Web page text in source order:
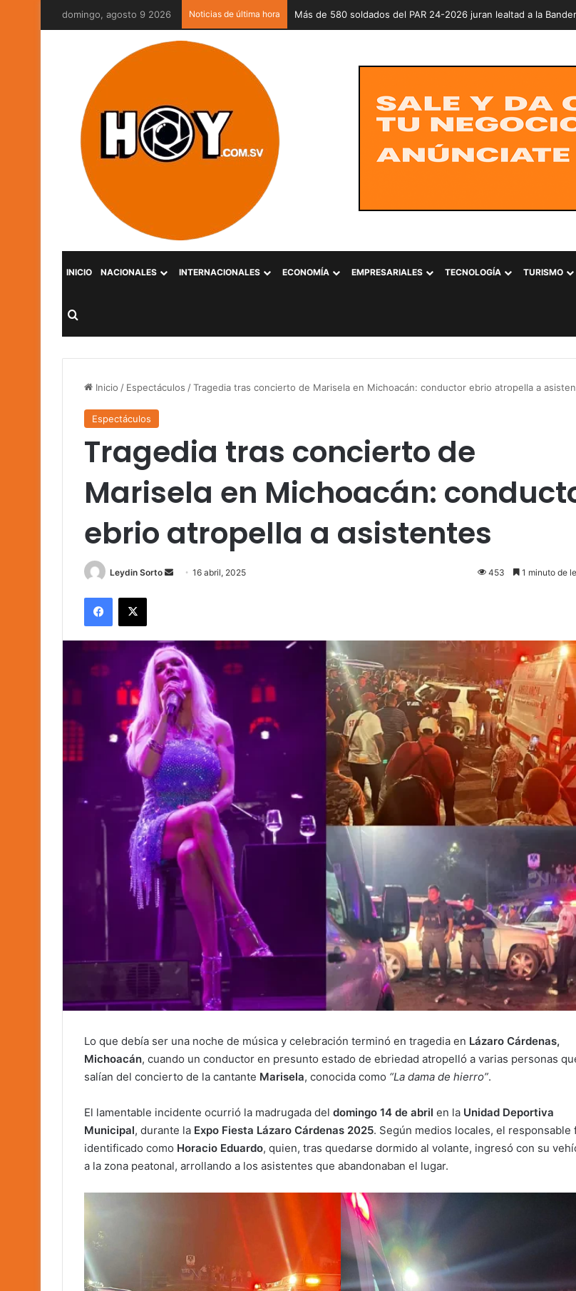
domingo, agosto 9 2026 Noticias de última hora MOP Verde prepara jornada nacional para entregar árboles y
INICIO NACIONALES INTERNACIONALES ECONOMÍA EMPRESARIALES TECNOLOGÍA TURISMO
Buscar por
Inicio / Espectáculos /Tragedia tras concierto de Marisela en Michoacán: conductor ebrio atropella a
Espectáculos
Tragedia tras concierto de
Marisela en Michoacán:
ebrio atropella a asistentes
Leydin Sorto
Send16 abril, 2025 453 1 minuto de
Facebook
X
Lo que debía ser una noche de música y celebración terminó en tragedia en Lázaro Cárdenas,
Michoacán, cuando un conductor en presunto estado de ebriedad atropelló a varias personas
salían del concierto de la cantante Marisela, conocida como “La dama de hierro”.
El lamentable incidente ocurrió la madrugada del domingo 14 de abril en la Unidad Deportiva
Municipal, durante la Expo Fiesta Lázaro Cárdenas 2025. Según medios locales, el responsable
identificado como Horacio Eduardo, quien, tras quedarse dormido al volante, ingresó con su
a la zona peatonal, arrollando a los asistentes que abandonaban el lugar.